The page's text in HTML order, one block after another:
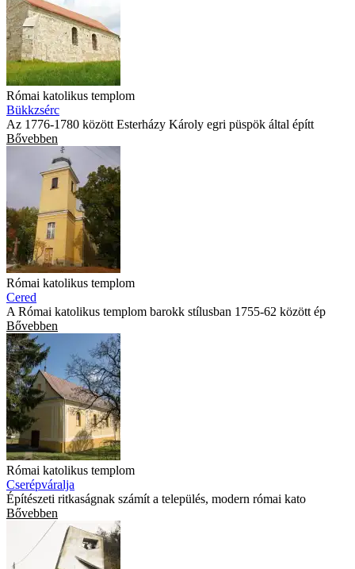
Római katolikus templom
Bükkzsérc
Az 1776-1780 között Esterházy Károly egri püspök által építt
Bővebben
Római katolikus templom
Cered
A Római katolikus templom barokk stílusban 1755-62 között ép
Bővebben
Római katolikus templom
Cserépváralja
Építészeti ritkaságnak számít a település, modern római kato
Bővebben